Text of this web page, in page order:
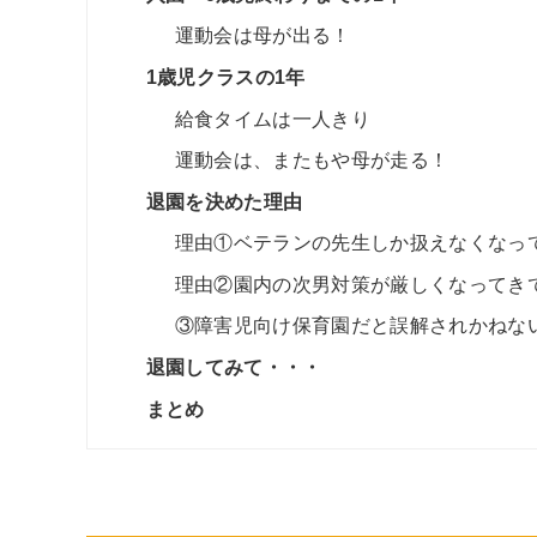
運動会は母が出る！
1歳児クラスの1年
給食タイムは一人きり
運動会は、またもや母が走る！
退園を決めた理由
理由①ベテランの先生しか扱えなくなっ
理由②園内の次男対策が厳しくなってき
③障害児向け保育園だと誤解されかねな
退園してみて・・・
まとめ